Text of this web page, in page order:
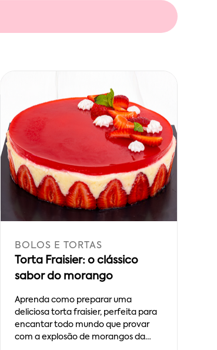
BOLOS E TORTAS
Torta Fraisier: o clássico
sabor do morango
Aprenda como preparar uma
deliciosa torta fraisier, perfeita para
encantar todo mundo que provar
com a explosão de morangos da